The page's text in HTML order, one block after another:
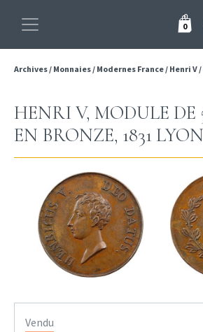
0
Archives/ Monnaies/ Modernes France/ Henri V/
HENRI V, MODULE DE
EN BRONZE, 1831 LYON
Vendu